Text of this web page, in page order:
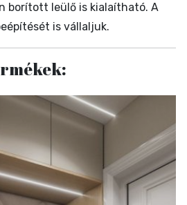
borított leülő is kialaítható. A
is vállaljuk.